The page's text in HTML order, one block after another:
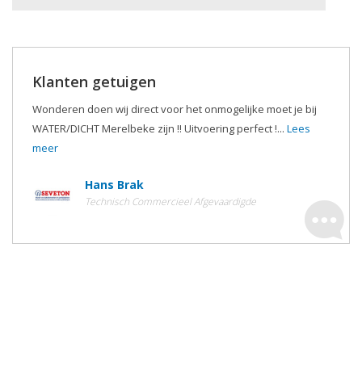
Klanten getuigen
Wonderen doen wij direct voor het onmogelijke moet je bij
WATER/DICHT Merelbeke zijn !! Uitvoering perfect !... Lees
meer
Hans Brak
Technisch Commercieel Afgevaardigde